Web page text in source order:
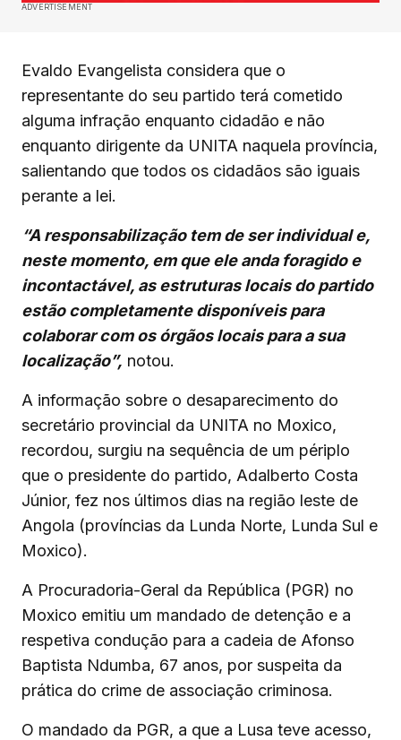
ADVERTISEMENT
Evaldo Evangelista considera que o
representante do seu partido terá cometido
alguma infração enquanto cidadão e não
enquanto dirigente da UNITA naquela província,
salientando que todos os cidadãos são iguais
perante a lei.
“A responsabilização tem de ser individual e,
neste momento, em que ele anda foragido e
incontactável, as estruturas locais do partido
estão completamente disponíveis para
colaborar com os órgãos locais para a sua
localização”, notou.
A informação sobre o desaparecimento do
secretário provincial da UNITA no Moxico,
recordou, surgiu na sequência de um périplo
que o presidente do partido, Adalberto Costa
Júnior, fez nos últimos dias na região leste de
Angola (províncias da Lunda Norte, Lunda Sul e
Moxico).
A Procuradoria-Geral da República (PGR) no
Moxico emitiu um mandado de detenção e a
respetiva condução para a cadeia de Afonso
Baptista Ndumba, 67 anos, por suspeita da
prática do crime de associação criminosa.
O mandado da PGR, a que a Lusa teve acesso,